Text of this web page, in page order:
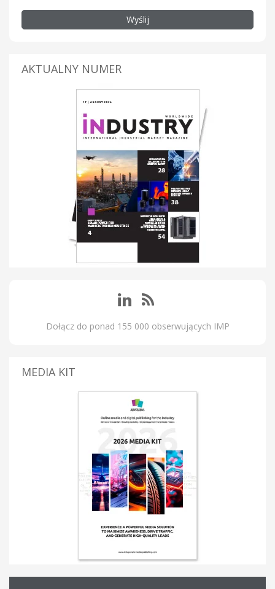
Wyślij
AKTUALNY NUMER
Dołącz do ponad 155 000 obserwujących IMP
MEDIA KIT